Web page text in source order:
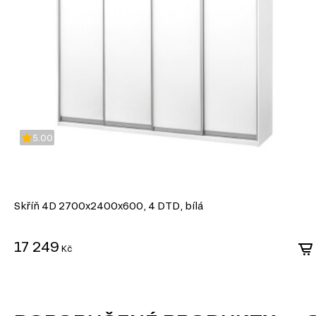
DTD je praktickým a ekonomickým řešením v nábytkářské
vytvářet jak standardní, tak jedinečné designové produkty.
5.00
Skříň 4D 2700x2400x600, 4 DTD, bílá
17 249 Kč